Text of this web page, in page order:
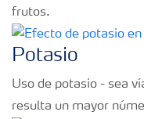
frutos.
Potasio
Uso de potasio - sea
resulta un mayor